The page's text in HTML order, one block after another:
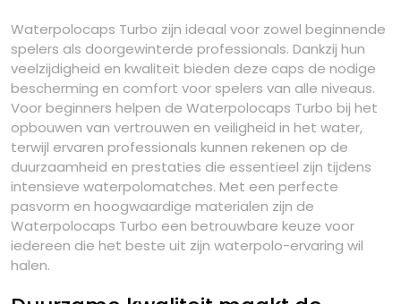
Waterpolocaps Turbo zijn ideaal voor zowel beginnende
spelers als doorgewinterde professionals. Dankzij hun
veelzijdigheid en kwaliteit bieden deze caps de nodige
bescherming en comfort voor spelers van alle niveaus.
Voor beginners helpen de Waterpolocaps Turbo bij het
opbouwen van vertrouwen en veiligheid in het water,
terwijl ervaren professionals kunnen rekenen op de
duurzaamheid en prestaties die essentieel zijn tijdens
intensieve waterpolomatches. Met een perfecte
pasvorm en hoogwaardige materialen zijn de
Waterpolocaps Turbo een betrouwbare keuze voor
iedereen die het beste uit zijn waterpolo-ervaring wil
halen.